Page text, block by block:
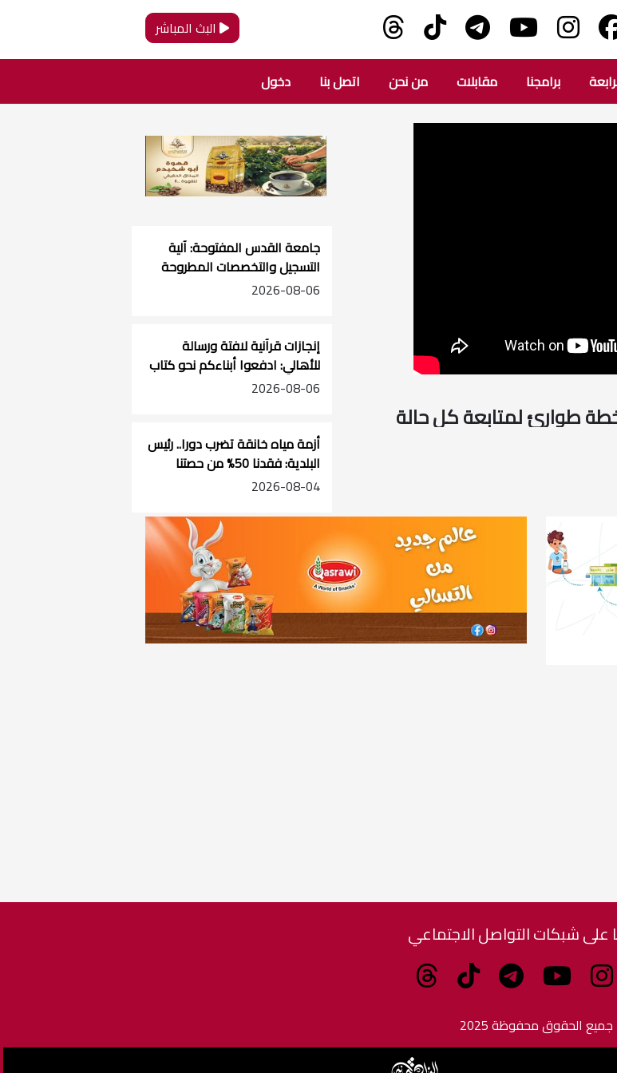
البث المباشر
برامجنا مقابلات من نحن اتصل بنا دخول
طوارئ لمتابعة كل حالة
جامعة القدس المفتوحة: آلية
التسجيل والتخصصات المطروحة
وتفاصيل الأقساط
2026-08-06
إنجازات قرآنية لافتة ورسالة
للأهالي: ادفعوا أبناءكم نحو كتاب
الله
2026-08-06
أزمة مياه خانقة تضرب دورا.. رئيس
البلدية: فقدنا 50% من حصتنا
ونطالب بحل استراتيجي ينهي
2026-08-04
على شبكات التواصل الاجتماعي
جميع الحقوق محفوظة 2025